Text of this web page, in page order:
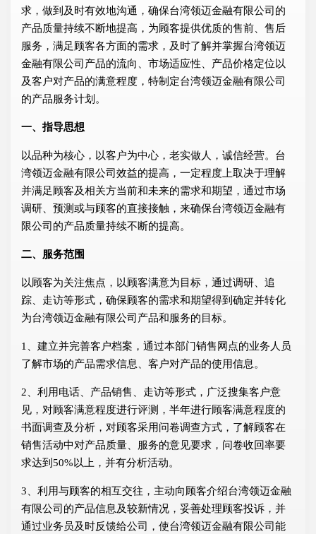
求，做到及时有效地沟通，确保台湾领迈金融有限公司的
产品质量持续不断地提高，为顾客提供优质的售前、售后
服务，满足顾客各方面的需求，及时了解并掌握台湾领迈
金融有限公司产品的流向、市场适应性、产品价格定位以
及客户对产品的满意程度，特制定台湾领迈金融有限公司
的产品服务计划。
一、指导思想
以品种为核心，以客户为中心，老实做人，诚信经营。台
湾领迈金融有限公司效益的提高，一定程度上取决于理解
并满足顾客及相关方当前和未来的需求和期望，通过市场
调研、预测或与顾客的直接接触，来确保台湾领迈金融有
限公司的产品质量持续不断的提高。
二、服务范围
以顾客为关注焦点，以顾客满意为目标，通过调研、追
踪、走访等形式，确保顾客的需求和期望得到确定并转化
为台湾领迈金融有限公司产品和服务的目标。
1、建立并完善客户档案，通过本部门销售网点的业务人员
了解市场的产品需求信息、客户对产品的使用信息。
2、利用电话、产品销售、走访等形式，广泛搜集客户意
见，对顾客满意程度进行评测，半年进行顾客满意程度的
书面调查及分析，对顾客采用问卷调查方式，了解顾客在
销售活动中对产品质量、服务的意见要求，问卷收回率要
求达到50%以上，并有分析活动。
3、利用与顾客的相互交往，主动向顾客介绍台湾领迈金融
有限公司的产品信息及较新情况，妥善处理顾客投诉，并
通过业务员及时反馈给公司，使台湾领迈金融有限公司能